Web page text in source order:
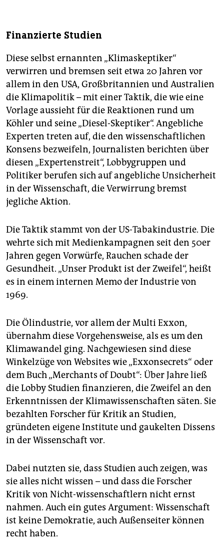
Finanzierte Studien
Diese selbst ernannten „Klimaskeptiker“
verwirren und bremsen seit etwa 20 Jahren vor
allem in den USA, Großbritannien und Australien
die Klimapolitik – mit einer Taktik, die wie eine
Vorlage aussieht für die Reaktionen rund um
Köhler und seine „Diesel-Skeptiker“. Angebliche
Experten treten auf, die den wissenschaftlichen
Konsens bezweifeln, Journalisten berichten über
diesen „Expertenstreit“, Lobbygruppen und
Politiker berufen sich auf angebliche Unsicherheit
in der Wissenschaft, die Verwirrung bremst
jegliche Aktion.
Die Taktik stammt von der US-Tabakindustrie. Die
wehrte sich mit Medienkampagnen seit den 50er
Jahren gegen Vorwürfe, Rauchen schade der
Gesundheit. „Unser Produkt ist der Zweifel“, heißt
es in einem internen Memo der Industrie von
1969.
Die Ölindustrie, vor allem der Multi Exxon,
übernahm diese Vorgehensweise, als es um den
Klimawandel ging. Nachgewiesen sind diese
Winkelzüge von Websites wie „Exxonsecrets“ oder
dem Buch „Merchants of Doubt“: Über Jahre ließ
die Lobby Studien finanzieren, die Zweifel an den
Erkenntnissen der Klimawissenschaften säten. Sie
bezahlten Forscher für Kritik an Studien,
gründeten eigene Institute und gaukelten Dissens
in der Wissenschaft vor.
Dabei nutzten sie, dass Studien auch zeigen, was
sie alles nicht wissen – und dass die Forscher
Kritik von Nicht-wissenschaftlern nicht ernst
nahmen. Auch ein gutes Argument: Wissenschaft
ist keine Demokratie, auch Außenseiter können
recht haben.